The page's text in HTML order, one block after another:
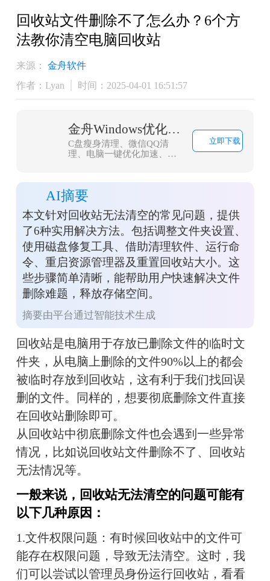
回收站文件删除不了怎么办？6个方
法教你清空电脑回收站
来源：
金舟软件
作者：Lyan
时间：2025-04-01 16:51:57
金舟Windows优化大师
C盘瘦身清理、微信QQ清
理、电脑一键优化加速、浏
优化工具，轻松解决C盘爆
红问题
立即下载
AI摘要
本文针对回收站无法清空的常见问题，提供
了6种实用解决方法。包括调整文件夹设置、
使用磁盘修复工具、借助清理软件、运行命
令、重启资源管理器及重置回收站大小。这
些步骤简单清晰，能帮助用户快速解决文件
删除难题，释放存储空间。
摘要由平台通过智能技术生成
回收站是电脑用于存放已删除文件的临时文
件夹，从电脑上删除的文件90%以上的都会
被临时存放到回收站，这有利于我们找回误
删的文件。同样的，想要彻底删除文件直接
在回收站删除即可。
从回收站中彻底删除文件也会遇到一些异常
情况，比如说回收站文件删除不了、回收站
无法情况等。
一般来说，回收站无法清空的问题可能有
以下几种原因：
1.文件权限问题：有时候回收站中的文件可
能存在权限问题，导致无法清空。这时，我
们可以尝试以管理员身份运行回收站，看看